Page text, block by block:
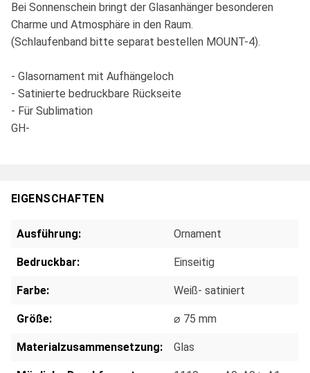
Bei Sonnenschein bringt der Glasanhänger besonderen
Charme und Atmosphäre in den Raum.
(Schlaufenband bitte separat bestellen MOUNT-4).
- Glasornament mit Aufhängeloch
- Satinierte bedruckbare Rückseite
- Für Sublimation
GH-
EIGENSCHAFTEN
Ausführung: Ornament
Bedruckbar: Einseitig
Farbe: Weiß- satiniert
Größe: ⌀ 75 mm
Materialzusammensetzung: Glas